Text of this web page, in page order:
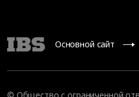
Основной сайт